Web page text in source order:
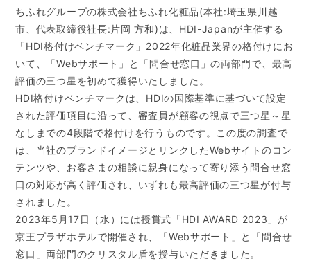
ちふれグループの株式会社ちふれ化粧品(本社:埼玉県川越
市、代表取締役社長:片岡 方和)は、HDI-Japanが主催する
「HDI格付けベンチマーク」2022年化粧品業界の格付けにお
いて、「Webサポート」と「問合せ窓口」の両部門で、最高
評価の三つ星を初めて獲得いたしました。
HDI格付けベンチマークは、HDIの国際基準に基づいて設定
された評価項目に沿って、審査員が顧客の視点で三つ星～星
なしまでの4段階で格付けを行うものです。この度の調査で
は、当社のブランドイメージとリンクしたWebサイトのコン
テンツや、お客さまの相談に親身になって寄り添う問合せ窓
口の対応が高く評価され、いずれも最高評価の三つ星が付与
されました。
2023年5月17日（水）には授賞式「HDI AWARD 2023」が
京王プラザホテルで開催され、「Webサポート」と「問合せ
窓口」両部門のクリスタル盾を授与いただきました。